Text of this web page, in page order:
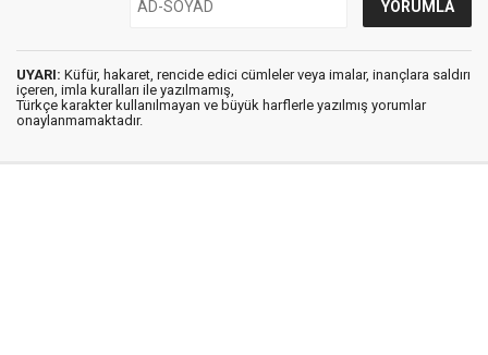
UYARI: Küfür, hakaret, rencide edici cümleler veya imalar, inançlara saldırı
içeren, imla kuralları ile yazılmamış,
Türkçe karakter kullanılmayan ve büyük harflerle yazılmış yorumlar
onaylanmamaktadır.